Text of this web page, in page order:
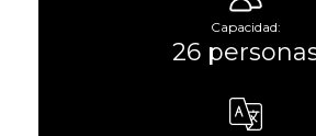
Capacidad:
26